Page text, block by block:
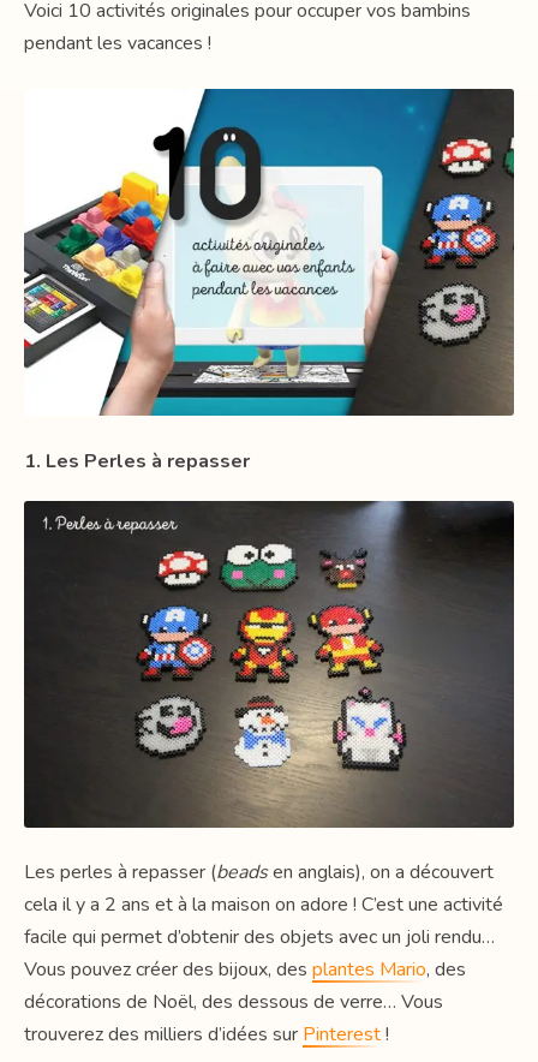
Voici 10 activités originales pour occuper vos bambins
pendant les vacances !
1. Les Perles à repasser
Les perles à repasser (beadsen anglais), on a découvert
cela il y a 2 ans et à la maison on adore ! C’est une activité
facile qui permet d’obtenir des objets avec un joli rendu…
Vous pouvez créer des bijoux, des plantes Mario, des
décorations de Noël, des dessous de verre… Vous
trouverez des milliers d’idées sur Pinterest!